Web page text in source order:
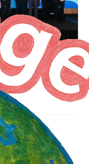
集國際實務經驗 聚
查 完善法規制度